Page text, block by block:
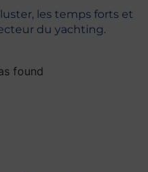
les temps forts et
du yachting.
found